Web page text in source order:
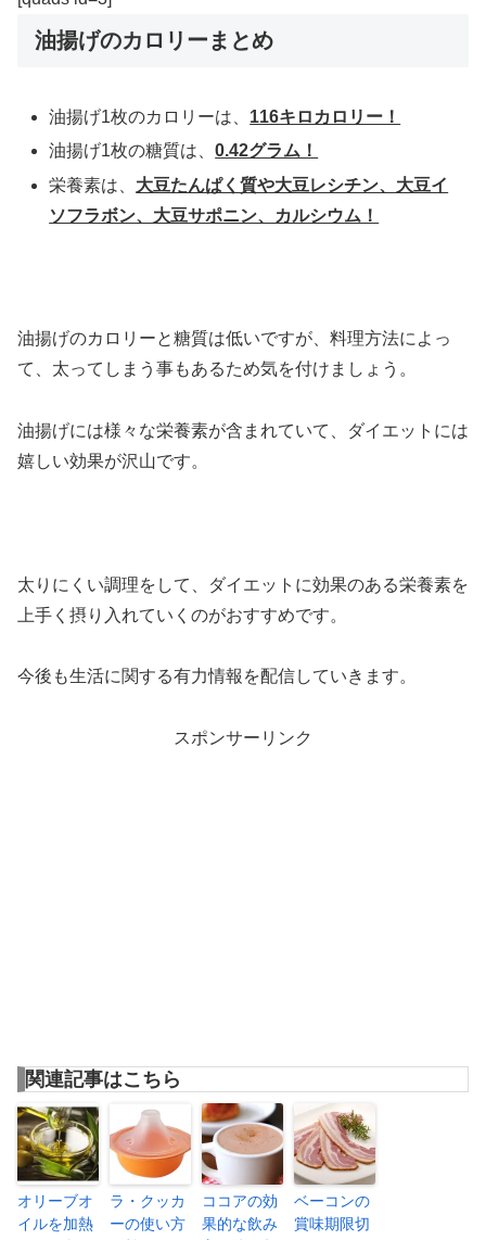
油揚げのカロリーまとめ
油揚げ1枚のカロリーは、 116キロカロリー！
油揚げ1枚の糖質は、0.42グラム！
栄養素は、 大豆たんぱく質や大豆レシチン、大豆イ
ソフラボン、大豆サポニン、カルシウム！
油揚げのカロリーと糖質は低いですが、料理方法によっ
て、太ってしまう事もあるため気を付けましょう。
油揚げには様々な栄養素が含まれていて、ダイエットには
嬉しい効果が沢山です。
太りにくい調理をして、ダイエットに効果のある栄養素を
上手く摂り入れていくのがおすすめです。
今後も生活に関する有力情報を配信していきます。
スポンサーリンク
関連記事はこちら
オリーブオ
イルを加熱
ラ・クッカ
ーの使い方
ココアの効
果的な飲み
ベーコンの
賞味期限切